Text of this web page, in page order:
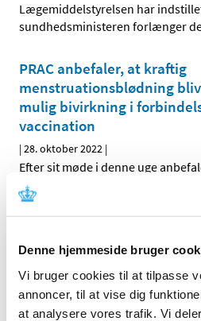
Denne hjemmeside bruger
Vi bruger cookies til at tilpasse
annoncer, til at vise dig
at analysere vores trafik. Vi
Lægemiddelstyrelsen har
sundhedsministeren forlænger
PRAC anbefaler, at kraftig
menstruationsblødning
mulig bivirkning i
vaccination
|28. oktober 2022 |
Efter sit møde i denne uge
bivirkningskomité PRAC, at kraftig
indlægsseddel for Paxlovid
| 20. oktober 2022
Sundhedsstyrelsen har gjort det
af personer, der er smittet med